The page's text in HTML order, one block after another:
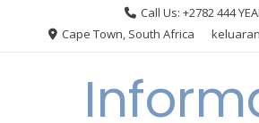
Call Us: +2782 444
Cape Town, South Africa